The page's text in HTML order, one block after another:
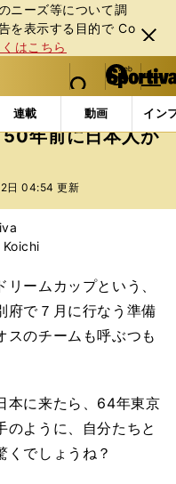
ニーズ等について調
を表⽰する⽬的で Co
はこちら
閉じ
る
web Sportiva (webスポルティーバ)
検索
マイペ
ー
ジ
メニュ
連載 動画 イン
スポーツ 2020東京パラ
年前に日本人が
日 04:54 更新
ームカップという、
府で７月に行なう準備
スのチームも呼ぶつも
本に来たら、64年東京
のように、自分たちと
くでしょうね？